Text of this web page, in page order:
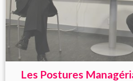
Les Postures